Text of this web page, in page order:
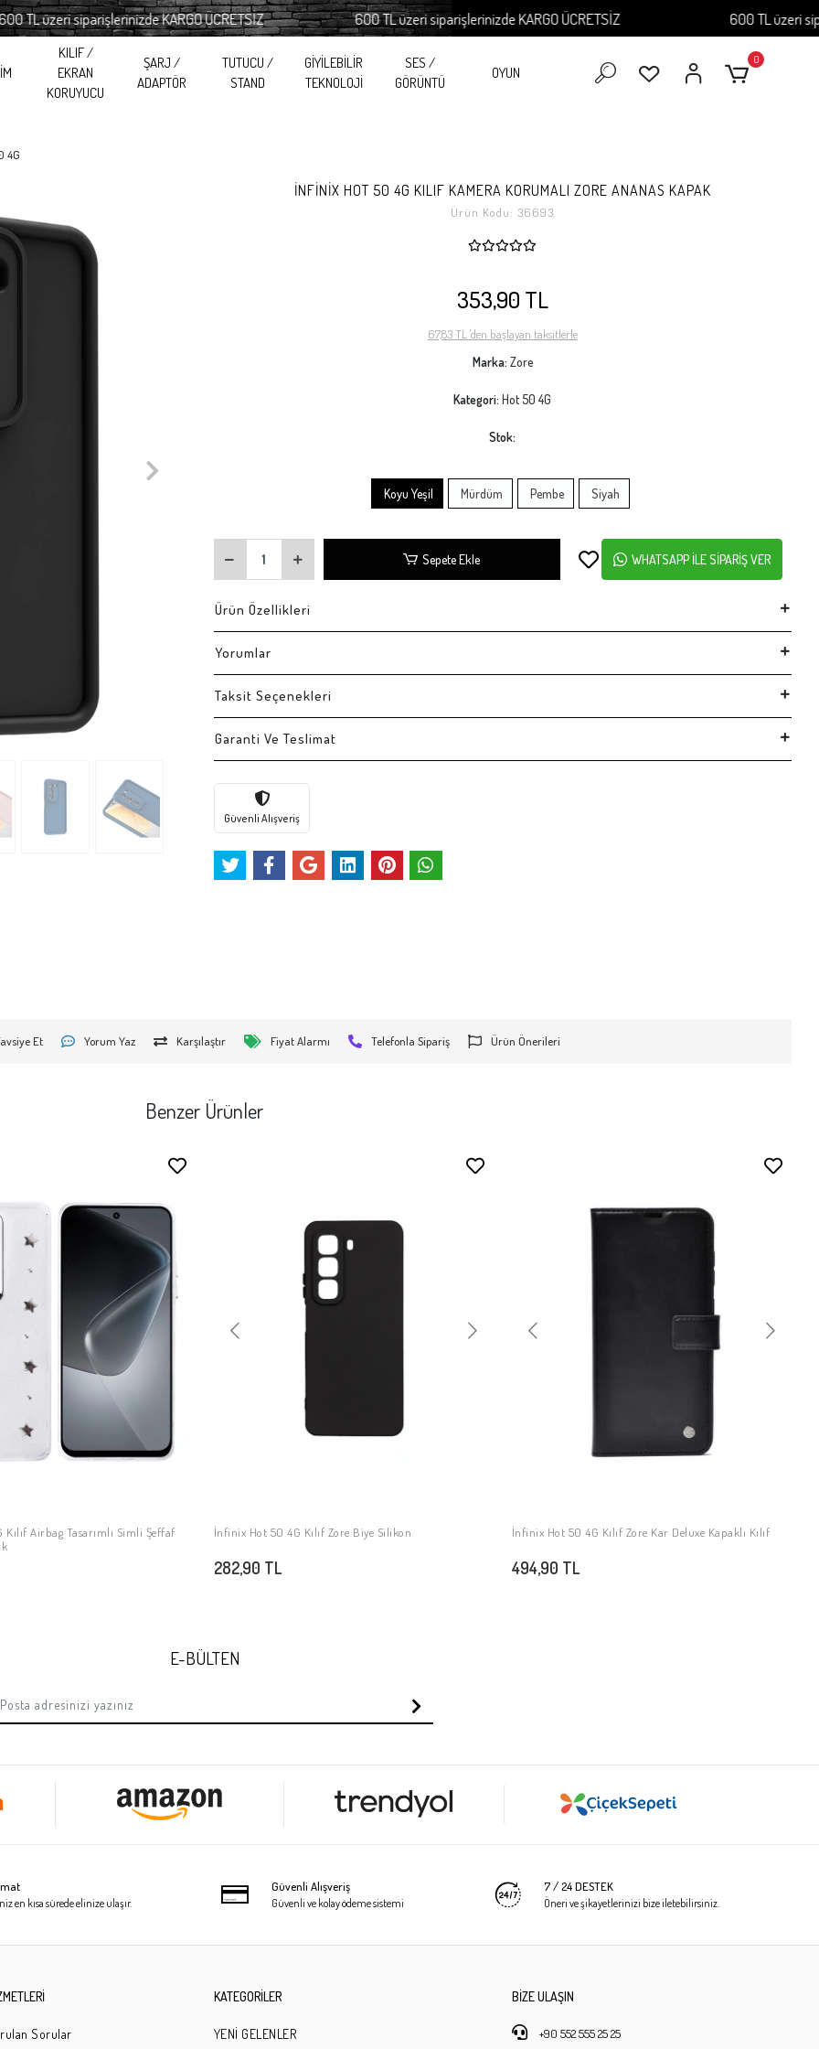
üzeri siparişlerinizde KARGO ÜCRETSİZ 600 TL üzeri siparişlerinizde KARGO ÜCRETSİZ 600 TL üzeri
KILIF /
EKRAN
KORUYUCU
ŞARJ /
ADAPTÖR
TUTUCU /
STAND
GİYİLEBİLİR
TEKNOLOJİ
SES /
GÖRÜNTÜ
OYUN
0
4G
İNFİNİX HOT 50 4G KILIF KAMERA KORUMALI ZORE ANANAS KAPAK
Ürün Kodu:36693
353,90 TL
67,83 TL 'den başlayan taksitlerle
Marka: Zore
Kategori:Hot 50 4G
Stok:
Koyu Yeşil Mürdüm Pembe Siyah
Sepete Ekle WHATSAPP İLE SİPARİŞ VER
Ürün Özellikleri
Yorumlar
Taksit Seçenekleri
Garanti Ve Teslimat
Güvenli Alışveriş
Et Yorum Yaz Karşılaştır Fiyat Alarmı Telefonla Sipariş Ürün Önerileri
Benzer Ürünler
SEPETE EKLE
Airbag Tasarımlı Simli Şeffaf
SEPETE EKLE
İnfinix Hot 50 4G Kılıf Zore Biye Silikon
282,90 TL
SEPETE EKLE
İnfinix Hot 50 4G Kılıf Zore Kar Deluxe Kapaklı Kılıf
494,90 TL
E-BÜLTEN
en kısa sürede elinize ulaşır.
Güvenli Alışveriş
Güvenli ve kolay ödeme sistemi
7 / 24 DESTEK
Öneri ve şikayetlerinizi bize iletebilirsiniz.
Sorular
KATEGORİLER
YENİ GELENLER
BİZE ULAŞIN
+90 552 555 25 25